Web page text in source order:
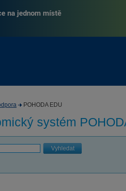
na jednom místě
POHODA EDU
systém
Vyhledat